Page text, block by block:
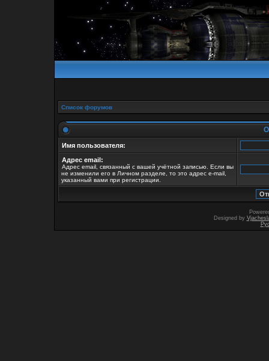
Список форумов
Имя пользователя:
Адрес email:
Адрес email, связанный с вашей учётной записью. Если вы
не изменили его в Личном разделе, то это адрес e-mail,
указанный вами при регистрации.
Designed by